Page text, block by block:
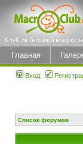
Главная
Вход
Список форумов